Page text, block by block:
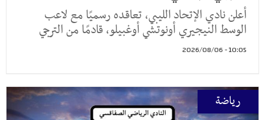
أعلن نادي الإتحاد الليبي، تعاقده رسميًا مع لاعب
الوسط النيجيري أونوتشي أوغبيلو، قادمًا من الترجي
10:05 - 2026/08/06
رياضة